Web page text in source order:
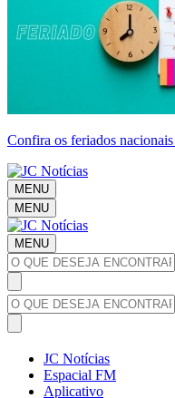
Confira os feriados
MENU
MENU
MENU
JC Notícias
Espacial FM
Aplicativo